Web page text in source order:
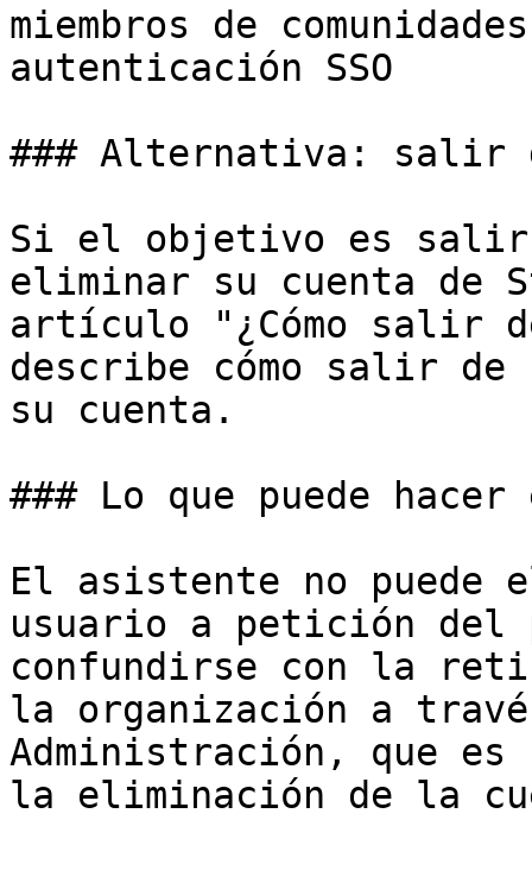
miembros de
autenticación SSO
### Alternativa: salir
Si el objetivo es salir
eliminar su cuenta de
artículo "¿Cómo salir
describe cómo salir de
su cuenta.
### Lo que puede
El asistente no puede
usuario a petición del
confundirse con la
la organización a
Administración, que